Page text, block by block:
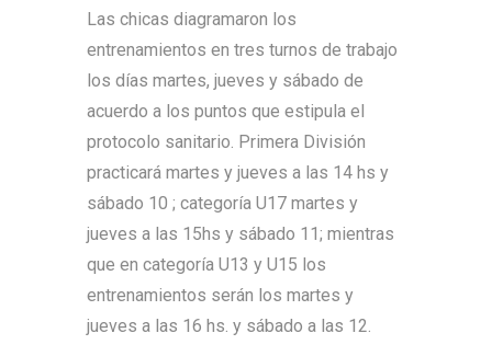
Las chicas diagramaron los
entrenamientos en tres turnos de trabajo
los días martes, jueves y sábado de
acuerdo a los puntos que estipula el
protocolo sanitario. Primera División
practicará martes y jueves a las 14 hs y
sábado 10 ; categoría U17 martes y
jueves a las 15hs y sábado 11; mientras
que en categoría U13 y U15 los
entrenamientos serán los martes y
jueves a las 16 hs. y sábado a las 12.